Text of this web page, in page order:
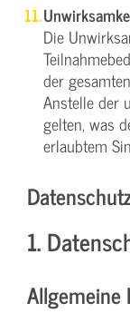
Die
der
Anstelle der
gelten, was
erlaubtem
1.
Allgemeine